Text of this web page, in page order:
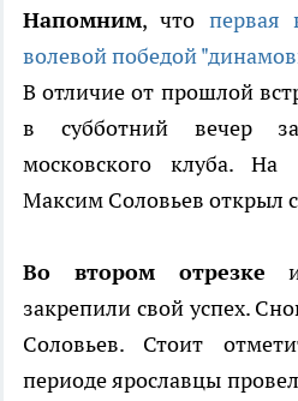
Напомним, что первая
волевой победой
В отличие от прошлой
в субботний вечер
московского клуба.
Максим Соловьев открыл
Во втором отрезке
закрепили свой успех.
Соловьев. Стоит
периоде ярославцы